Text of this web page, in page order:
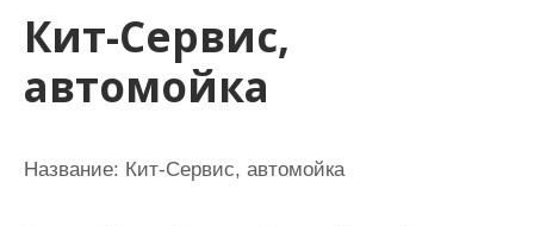
Кит-Сервис,
автомойка
Название: Кит-Сервис, автомойка